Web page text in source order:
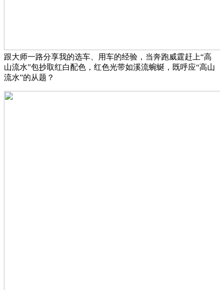
跟大师一路分享我的选车、用车的经验，当奔跑威霆赶上“高
山流水”包抄取红白配色，红色光带如溪流蜿蜒，既呼应“高山
流水”的从题？